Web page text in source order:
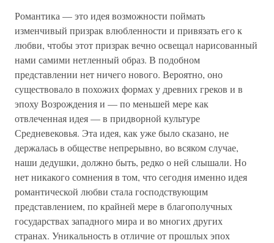
Романтика — это идея возможности поймать
изменчивый призрак влюбленности и привязать его к
любви, чтобы этот призрак вечно освещал нарисованный
нами самими нетленный образ. В подобном
представлении нет ничего нового. Вероятно, оно
существовало в похожих формах у древних греков и в
эпоху Возрождения и — по меньшей мере как
отвлеченная идея — в придворной культуре
Средневековья. Эта идея, как уже было сказано, не
держалась в обществе непрерывно, во всяком случае,
наши дедушки, должно быть, редко о ней слышали. Но
нет никакого сомнения в том, что сегодня именно идея
романтической любви стала господствующим
представлением, по крайней мере в благополучных
государствах западного мира и во многих других
странах. Уникальность в отличие от прошлых эпох